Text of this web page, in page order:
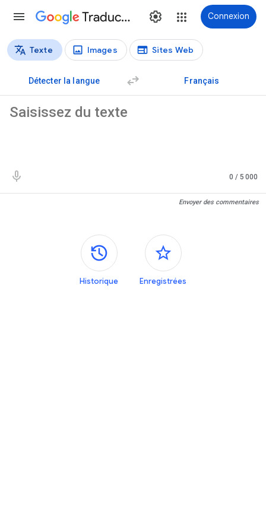
Traduction Connexion
Types de traductions
Texte Images Sites Web
Détecter la langue Français
0 / 5 000
Envoyer des commentaires
Panneaux latéraux
Historique Enregistrées